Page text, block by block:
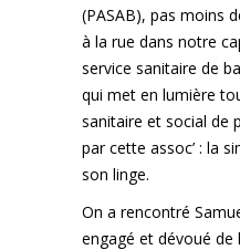
(PASAB), pas moins
à la rue dans notre
service sanitaire de
qui met en lumière
sanitaire et social de
par cette assoc’ : la
son linge.
On a rencontré
engagé et dévoué de